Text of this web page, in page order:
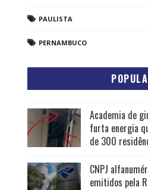
PAULISTA
PERNAMBUCO
Academia de
furta energia
de 300
CNPJ
emitidos pela